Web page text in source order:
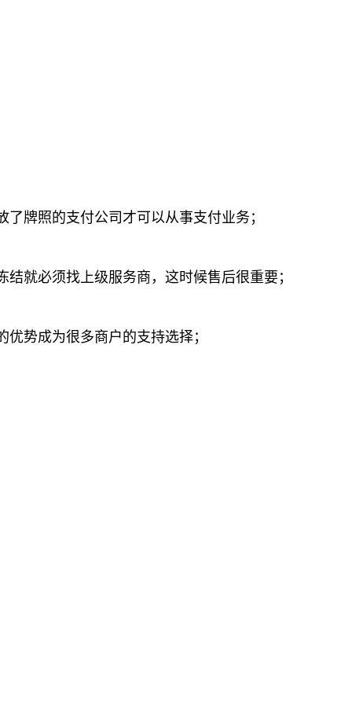
牌照的支付公司才可以从事支付业务；
就必须找上级服务商，这时候售后很重要；
势成为很多商户的支持选择；